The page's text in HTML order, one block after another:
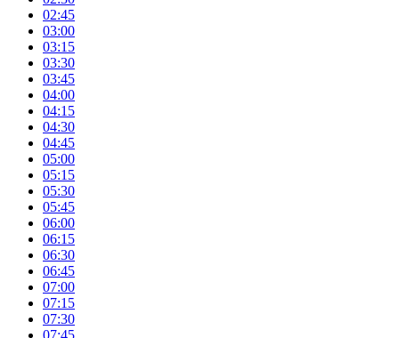
02:45
03:00
03:15
03:30
03:45
04:00
04:15
04:30
04:45
05:00
05:15
05:30
05:45
06:00
06:15
06:30
06:45
07:00
07:15
07:30
07:45